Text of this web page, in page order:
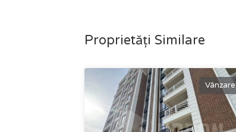
Proprietăți Similare
Vânzare